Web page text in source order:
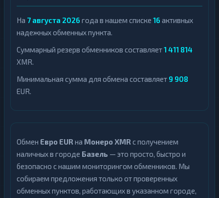
На 7 августа 2026 года в нашем списке 16 активных
надежных обменных пункта.
Суммарный резерв обменников составляет1 411 814
XMR.
Минимальная сумма для обмена составляет 9 908
EUR.
Обмен Евро EUR на Монеро XMR с получением
наличных в городе Базель — это просто, быстро и
безопасно с нашим мониторингом обменников. Мы
собираем предложения только от проверенных
обменных пунктов, работающих в указанном городе,